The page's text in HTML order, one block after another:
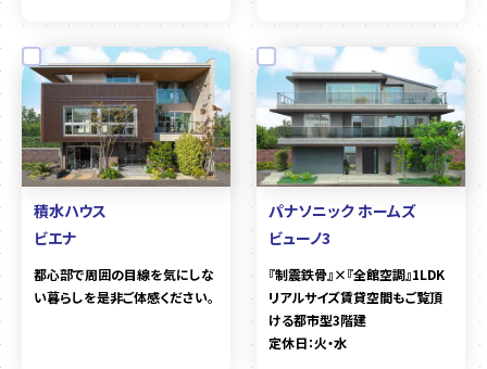
積水ハウス
ビエナ
都心部で周囲の目線を気にしな
い暮らしを是非ご体感ください。
パナソニック ホームズ
ビューノ3
『制震鉄骨』×『全館空調』1LDK
リアルサイズ賃貸空間もご覧頂
ける都市型3階建
定休日：火・水